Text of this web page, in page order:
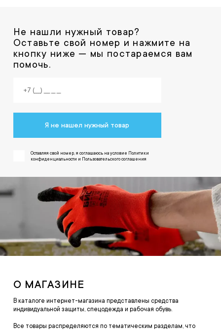
Не нашли нужный товар?
Оставьте свой номер и нажмите на
кнопку ниже — мы постараемся вам
помочь.
Я не нашел нужный товар
Оставляя свой номер, я соглашаюсь на условие Политики
конфиденциальности и Пользовательского соглашения
О МАГАЗИНЕ
В каталоге интернет-магазина представлены средства
индивидуальной защиты, спецодежда и рабочая обувь.
Все товары распределяются по тематическим разделам, что